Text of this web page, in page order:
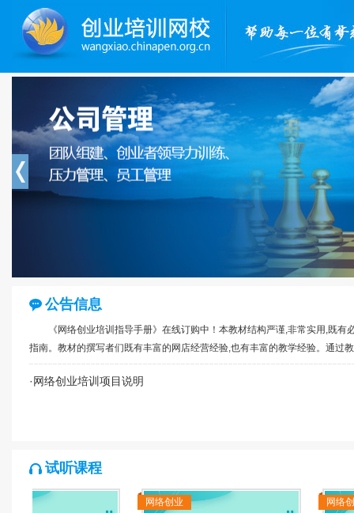
公告信息
《网络创业培训指导手册》在线订购中！本教材结构严谨,非常实用,既
指南。教材的撰写者们既有丰富的网店经营经验,也有丰富的教学经验。通过
·网络创业培训项目说明
试听课程
网络创业 网络创业